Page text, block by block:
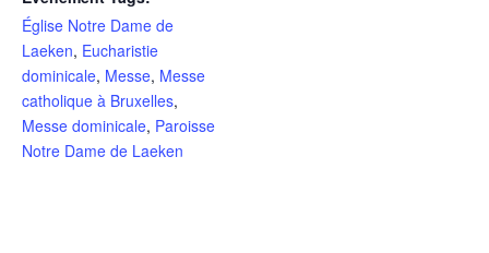
Église Notre Dame de
Laeken, Eucharistie
dominicale, Messe, Messe
catholique à Bruxelles,
Messe dominicale, Paroisse
Notre Dame de Laeken